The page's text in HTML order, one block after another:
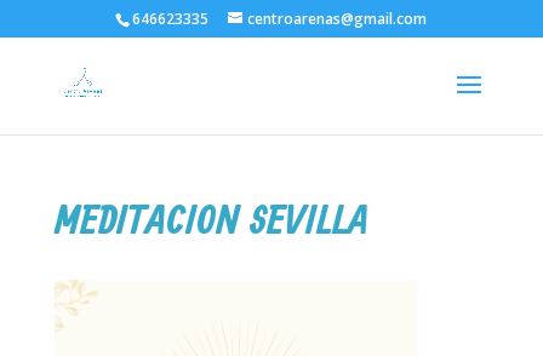
646623335 centroarenas@gmail.com
MEDITACION SEVILLA